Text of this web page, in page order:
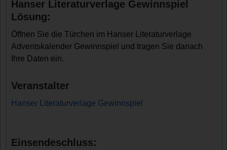
Hanser Literaturverlage Gewinnspiel
Lösung:
Öffnen Sie die Türchen im Hanser Literaturverlage
Adventskalender Gewinnspiel und tragen Sie danach
Ihre Daten ein.
Veranstalter
Hanser Literaturverlage Gewinnspiel
Einsendeschluss: